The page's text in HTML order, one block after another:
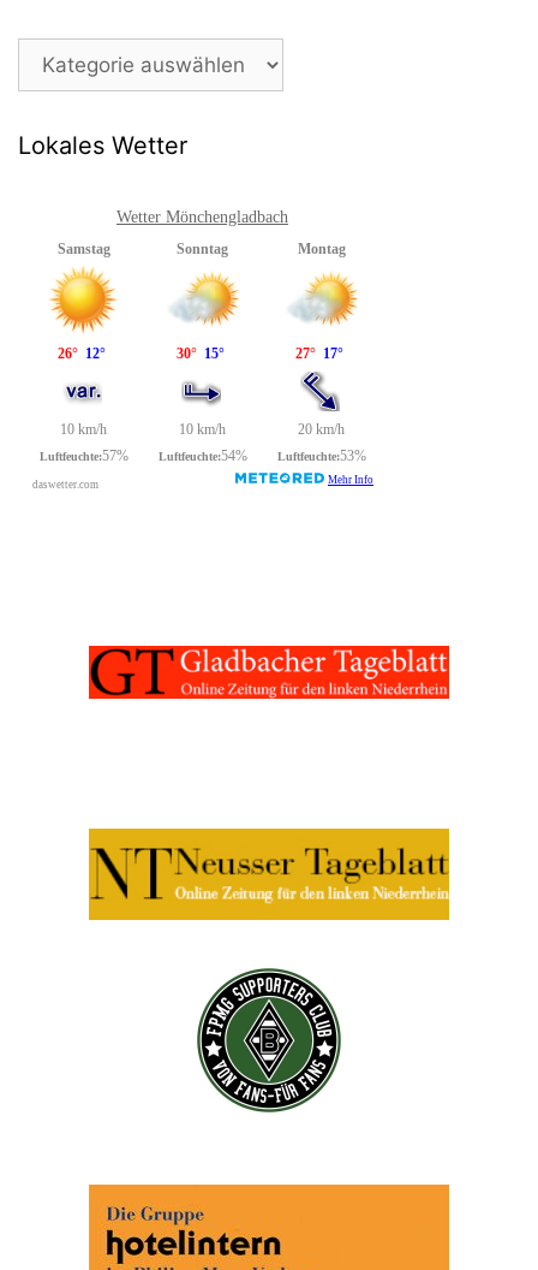
Beitragsarchiv
Lokales Wetter
Wetter Mönchengladbach